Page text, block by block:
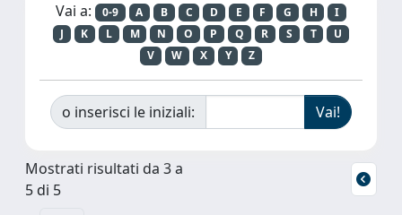
Vai a: 0-9 A B C D E F G H
I
J
K L M N O P Q R S T
U
V
W X Y Z
o inserisci le iniziali:
Mostrati risultati da 3 a
5 di 5